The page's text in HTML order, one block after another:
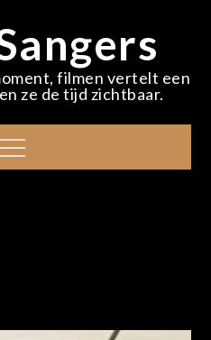
filmen vertelt een
ze de tijd zichtbaar.